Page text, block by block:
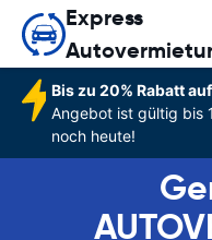
Express
Bis zu 20% Rabatt
Angebot ist gültig bis
noch heute!